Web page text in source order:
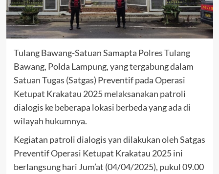
Tulang Bawang-Satuan Samapta Polres Tulang
Bawang, Polda Lampung, yang tergabung dalam
Satuan Tugas (Satgas) Preventif pada Operasi
Ketupat Krakatau 2025 melaksanakan patroli
dialogis ke beberapa lokasi berbeda yang ada di
wilayah hukumnya.
Kegiatan patroli dialogis yan dilakukan oleh Satgas
Preventif Operasi Ketupat Krakatau 2025 ini
berlangsung hari Jum’at (04/04/2025), pukul 09.00